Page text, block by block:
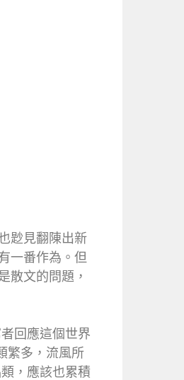
尟見翻陳出新
一番作為。但
散文的問題，
回應這個世界
繁多，流風所
，應該也累積